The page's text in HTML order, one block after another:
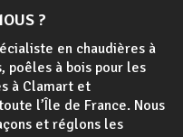
?
en chaudières à
poêles à bois pour les
à Clamart et
l’Île de France. Nous
et réglons les